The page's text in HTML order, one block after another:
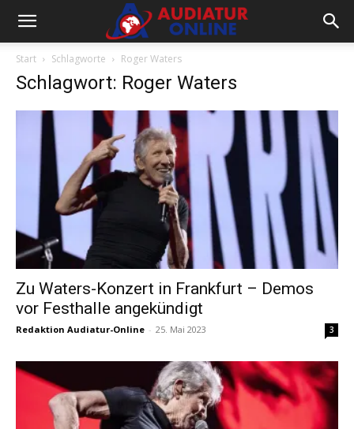
Start Schlagworte Roger Waters
Schlagwort: Roger Waters
Zu Waters-Konzert in Frankfurt – Demos
vor Festhalle angekündigt
Redaktion Audiatur-Online - 25. Mai 2023 3